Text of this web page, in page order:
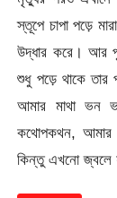
স্তূপে চাপা পড়ে
উদ্ধার করে। আর
শুধু পড়ে থাকে
আমার মাথা ভন
কথোপকথন, আমার
কিন্তু এখনো জ্বলে